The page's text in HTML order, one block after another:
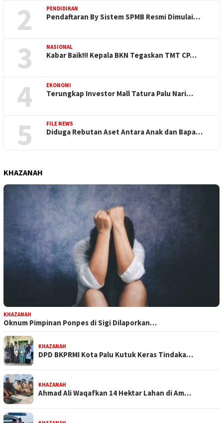
2 PENDIDIKAN
Pendaftaran By Sistem SPMB Resmi Dimulai…
3 NASIONAL
Kabar Baik!!! Kepala BKN Tegaskan TMT CP…
4 EKONOMI
Terungkap Investor Mall Tatura Palu Nari…
5 FILE NEWS
Diduga Rebutan Aset Antara Anak dan Bapa…
KHAZANAH
KHAZANAH
Oknum Pimpinan Ponpes di Sigi Dilaporkan…
KHAZANAH
DPD BKPRMI Kota Palu Kutuk Keras Tindaka…
KHAZANAH
Ahmad Ali Waqafkan 14 Hektar Lahan di Am…